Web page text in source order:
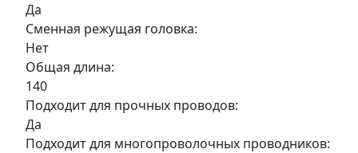
Да
Сменная режущая головка:
Нет
Общая длина:
140
Подходит для прочных проводов:
Да
Подходит для многопроволочных проводников: